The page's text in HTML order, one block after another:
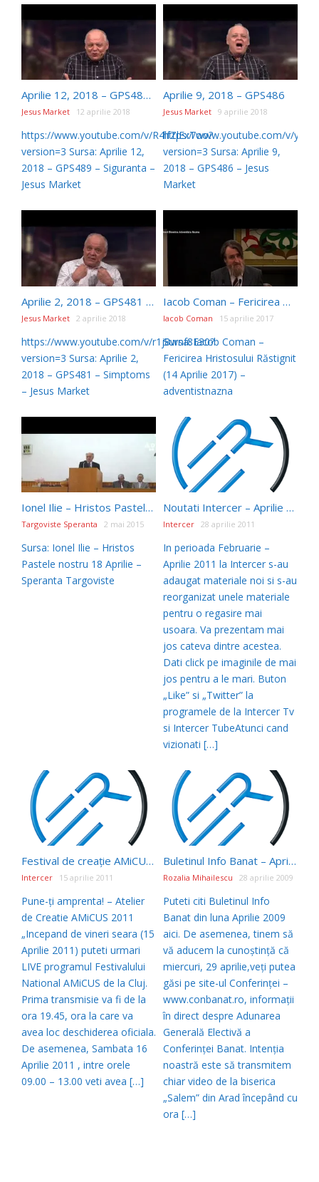
Aprilie 12, 2018 – GPS489 – Siguranta
Jesus Market 12 aprilie 2018
https://www.youtube.com/v/R4lfZlExToo?
version=3 Sursa: Aprilie 12,
2018 – GPS489 – Siguranta –
Jesus Market
Aprilie 9, 2018 – GPS486
Jesus Market 9 aprilie 2018
https://www.youtube.com/v/
version=3 Sursa: Aprilie 9,
2018 – GPS486 – Jesus
Market
Aprilie 2, 2018 – GPS481 – Simptoms
Jesus Market 2 aprilie 2018
https://www.youtube.com/v/r1j8wnf8E30?
version=3 Sursa: Aprilie 2,
2018 – GPS481 – Simptoms
– Jesus Market
Iacob Coman – Fericirea Hristosului Răstignit (14 Aprilie 2017)
Iacob Coman 15 aprilie 2017
Sursa: Iacob Coman –
Fericirea Hristosului Răstignit
(14 Aprilie 2017) –
adventistnazna
Ionel Ilie – Hristos Pastele nostru 18 Aprilie
Targoviste Speranta 2 mai 2015
Sursa: Ionel Ilie – Hristos
Pastele nostru 18 Aprilie –
Speranta Targoviste
Noutati Intercer – Aprilie 2011
Intercer 28 aprilie 2011
In perioada Februarie –
Aprilie 2011 la Intercer s-au
adaugat materiale noi si s-au
reorganizat unele materiale
pentru o regasire mai
usoara. Va prezentam mai
jos cateva dintre acestea.
Dati click pe imaginile de mai
jos pentru a le mari. Buton
„Like” si „Twitter” la
programele de la Intercer Tv
si Intercer TubeAtunci cand
vizionati […]
Festival de creație AMiCUS – Cluj Napoca, 15-17 aprilie 2011
Intercer 15 aprilie 2011
Pune-ți amprenta! – Atelier
de Creatie AMiCUS 2011
„Incepand de vineri seara (15
Aprilie 2011) puteti urmari
LIVE programul Festivalului
National AMiCUS de la Cluj.
Prima transmisie va fi de la
ora 19.45, ora la care va
avea loc deschiderea oficiala.
De asemenea, Sambata 16
Aprilie 2011 , intre orele
09.00 – 13.00 veti avea […]
Buletinul Info Banat – Aprilie 2009
Rozalia Mihailescu 28 aprilie 2009
Puteti citi Buletinul Info
Banat din luna Aprilie 2009
aici. De asemenea, tinem să
vă aducem la cunoștință că
miercuri, 29 aprilie,veți putea
găsi pe site-ul Conferinței –
www.conbanat.ro, informații
în direct despre Adunarea
Generală Electivă a
Conferinței Banat. Intenția
noastră este să transmitem
chiar video de la biserica
„Salem” din Arad începând cu
ora […]